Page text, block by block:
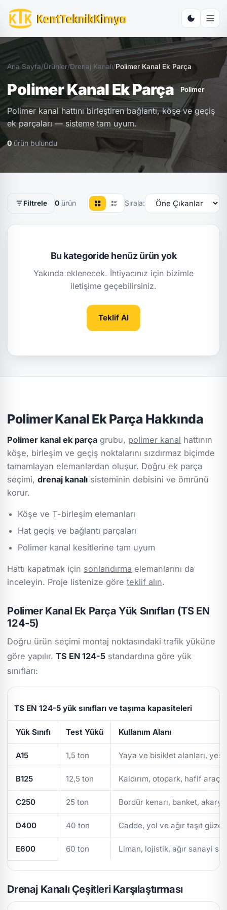
Ana Sayfa/Ürünler/Drenaj Kanalı/Polimer Kanal Ek Parça
Polimer Kanal Ek Parça Polimer
Polimer kanal hattını birleştiren bağlantı, köşe ve geçiş
ek parçaları — sisteme tam uyum.
0ürün bulundu
Filtrele 0 ürün Sırala:
Bu kategoride henüz ürün yok
Yakında eklenecek. İhtiyacınız için bizimle
iletişime geçebilirsiniz.
Teklif Al
Polimer Kanal Ek Parça Hakkında
Polimer kanal ek parça grubu, polimer kanal hattının
köşe, birleşim ve geçiş noktalarını sızdırmaz biçimde
tamamlayan elemanlardan oluşur. Doğru ek parça
seçimi,drenaj kanalı sisteminin debisini ve ömrünü
korur.
Köşe ve T-birleşim elemanları
Hat geçiş ve bağlantı parçaları
Polimer kanal kesitlerine tam uyum
Hattı kapatmak için sonlandırma elemanlarını da
inceleyin. Proje listenize göreteklif alın.
Polimer Kanal Ek Parça Yük Sınıfları (TS EN
124-5)
Doğru ürün seçimi montaj noktasındaki trafik yüküne
göre yapılır.TS EN 124-5 standardına göre yük
sınıfları:
TS EN 124-5 yük sınıfları ve taşıma kapasiteleri
Yük Sınıfı Test Yükü Kullanım Alanı
A15 1,5 ton Yaya ve bisiklet alanları,
B125 12,5 ton Kaldırım, otopark, hafif araç
C250 25 ton Bordür kenarı, banket,
D400 40 ton Cadde, yol ve ağır taşıt
E600 60 ton Liman, lojistik, ağır sanayi
Drenaj Kanalı Çeşitleri Karşılaştırması